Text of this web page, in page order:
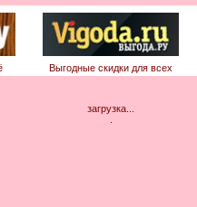
Выгодные скидки для всех
загрузка...